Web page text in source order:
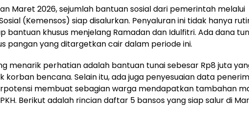
Maret 2026, sejumlah bantuan sosial dari pemerintah melalui
(Kemensos) siap disalurkan. Penyaluran ini tidak hanya
bantuan khusus menjelang Ramadan dan Idulfitri. Ada dana
pangan yang ditargetkan cair dalam periode ini.
menarik perhatian adalah bantuan tunai sebesar Rp8 juta
korban bencana. Selain itu, ada juga penyesuaian data
membuat sebagian warga mendapatkan tambahan
Berikut adalah rincian daftar 5 bansos yang siap salur di